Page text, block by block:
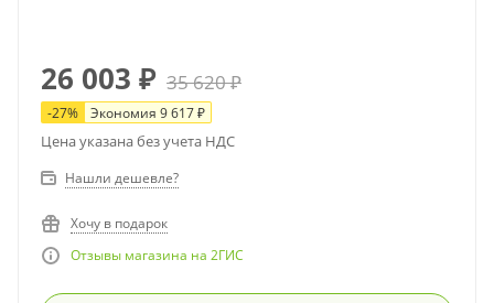
26 003 ₽ 35 620₽
-27% Экономия 9 617₽
Цена указана без учета НДС
Нашли дешевле?
Хочу в подарок
Отзывы магазина на 2ГИС